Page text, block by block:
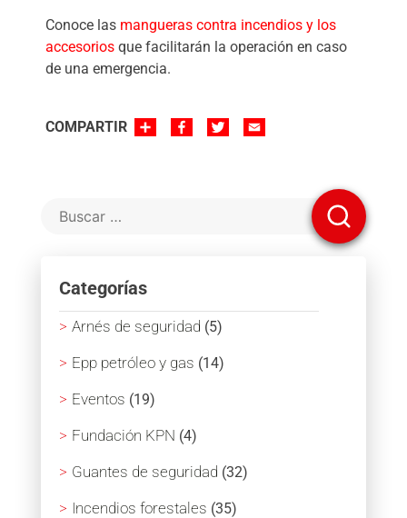
Conoce las mangueras contra incendios y los
accesorios que facilitarán la operación en caso
de una emergencia.
COMPARTIR SHARE FACEBOOK
TWITTER
Categorías
Arnés de seguridad (5)
Epp petróleo y gas (14)
Eventos (19)
Fundación KPN (4)
Guantes de seguridad (32)
Incendios forestales (35)